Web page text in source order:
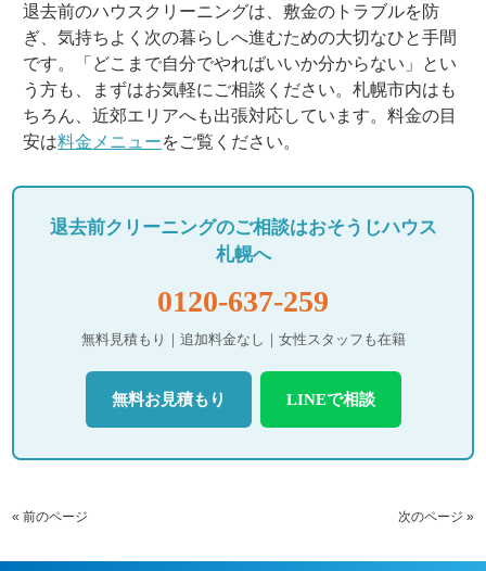
退去前のハウスクリーニングは、敷金のトラブルを防
ぎ、気持ちよく次の暮らしへ進むための大切なひと手間
です。「どこまで自分でやればいいか分からない」とい
う方も、まずはお気軽にご相談ください。札幌市内はも
ちろん、近郊エリアへも出張対応しています。料金の目
安は料金メニューをご覧ください。
退去前クリーニングのご相談はおそうじハウス
札幌へ
0120-637-259
無料見積もり｜追加料金なし｜女性スタッフも在籍
無料お見積もり LINEで相談
« 前のページ 次のページ »